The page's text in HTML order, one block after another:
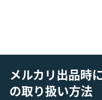
メルカリ出品時
の取り扱い方法